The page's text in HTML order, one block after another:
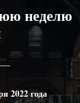
неделю
2022 года